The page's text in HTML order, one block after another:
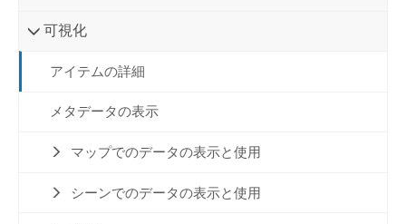
可視化
アイテムの詳細
メタデータの表示
マップでのデータの表示と使用
シーンでのデータの表示と使用